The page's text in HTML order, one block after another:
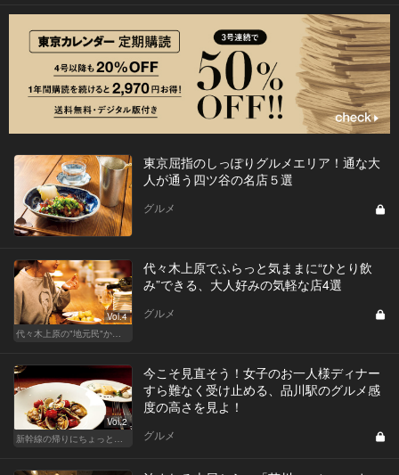
東京屈指のしっぽりグルメエリア！通な大
人が通う四ツ谷の名店５選
グルメ
Vol.4
代々木上原の"地元民"から愛される名店
代々木上原でふらっと気ままに“ひとり飲
み”できる、大人好みの気軽な店4選
グルメ
Vol.2
新幹線の帰りにちょっと１杯！東京駅、品川からアクセスがいい人気店
今こそ見直そう！女子のお一人様ディナー
すら難なく受け止める、品川駅のグルメ感
度の高さを見よ！
グルメ